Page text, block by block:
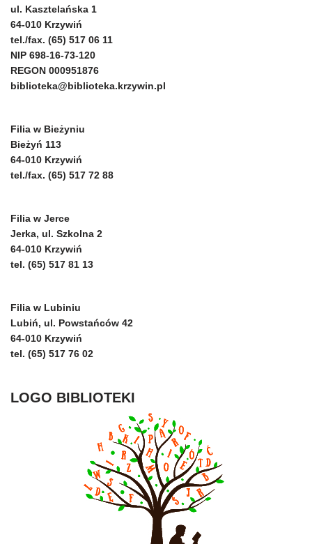
ul. Kasztelańska 1
64-010 Krzywiń
tel./fax. (65) 517 06 11
NIP 698-16-73-120
REGON 000951876
biblioteka@biblioteka.krzywin.pl
Filia w Bieżyniu
Bieżyń 113
64-010 Krzywiń
tel./fax. (65) 517 72 88
Filia w Jerce
Jerka, ul. Szkolna 2
64-010 Krzywiń
tel. (65) 517 81 13
Filia w Lubiniu
Lubiń, ul. Powstańców 42
64-010 Krzywiń
tel. (65) 517 76 02
LOGO BIBLIOTEKI